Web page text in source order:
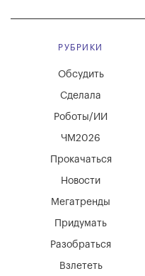
РУБРИКИ
Мегатренды
Придумать
Разобраться
Взлететь
Новости
Обсудить
Сделала
Роботы/ИИ
ЧМ2026
Прокачаться